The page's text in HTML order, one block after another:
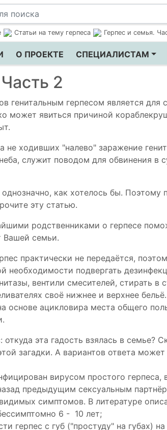
Статьи на тему герпеса Герпес и семья.
О ПРОЕКТЕ СПЕЦИАЛИСТАМ
2
генитальным герпесом является для
может явиться причиной
не ходивших "налево" заражение
служит поводом для обвинения в
как хотелось бы. Поэтому
эту статью.
родственниками о герпесе
Вашей семьи.
практически не передаётся,
необходимости подвергать
вентили смесителей, стирать в
своё нижнее и верхнее
основе ацикловира места общего
эта гадость взялась в семье?
загадки. А вариантов ответа может
вирусом простого
предыдущим сексуальным
симптомов. В литературе
6 - 10 лет;
герпес с губ ("простуду" на губах)